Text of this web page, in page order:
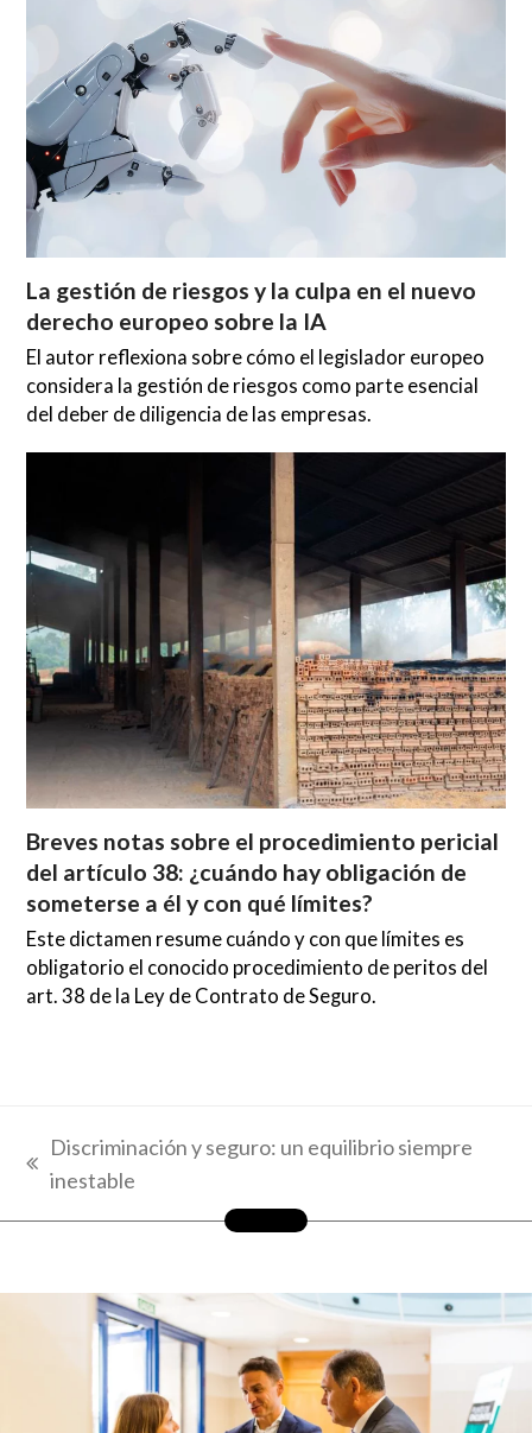
La gestión de riesgos y la culpa en el nuevo
derecho europeo sobre la IA
El autor reflexiona sobre cómo el legislador europeo
considera la gestión de riesgos como parte esencial
del deber de diligencia de las empresas.
Breves notas sobre el procedimiento pericial
del artículo 38: ¿cuándo hay obligación de
someterse a él y con qué límites?
Este dictamen resume cuándo y con que límites es
obligatorio el conocido procedimiento de peritos del
art. 38 de la Ley de Contrato de Seguro.
previous
Discriminación y seguro: un equilibrio siempre
inestable